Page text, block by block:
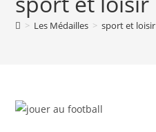
> Les Médailles > sport et loisir